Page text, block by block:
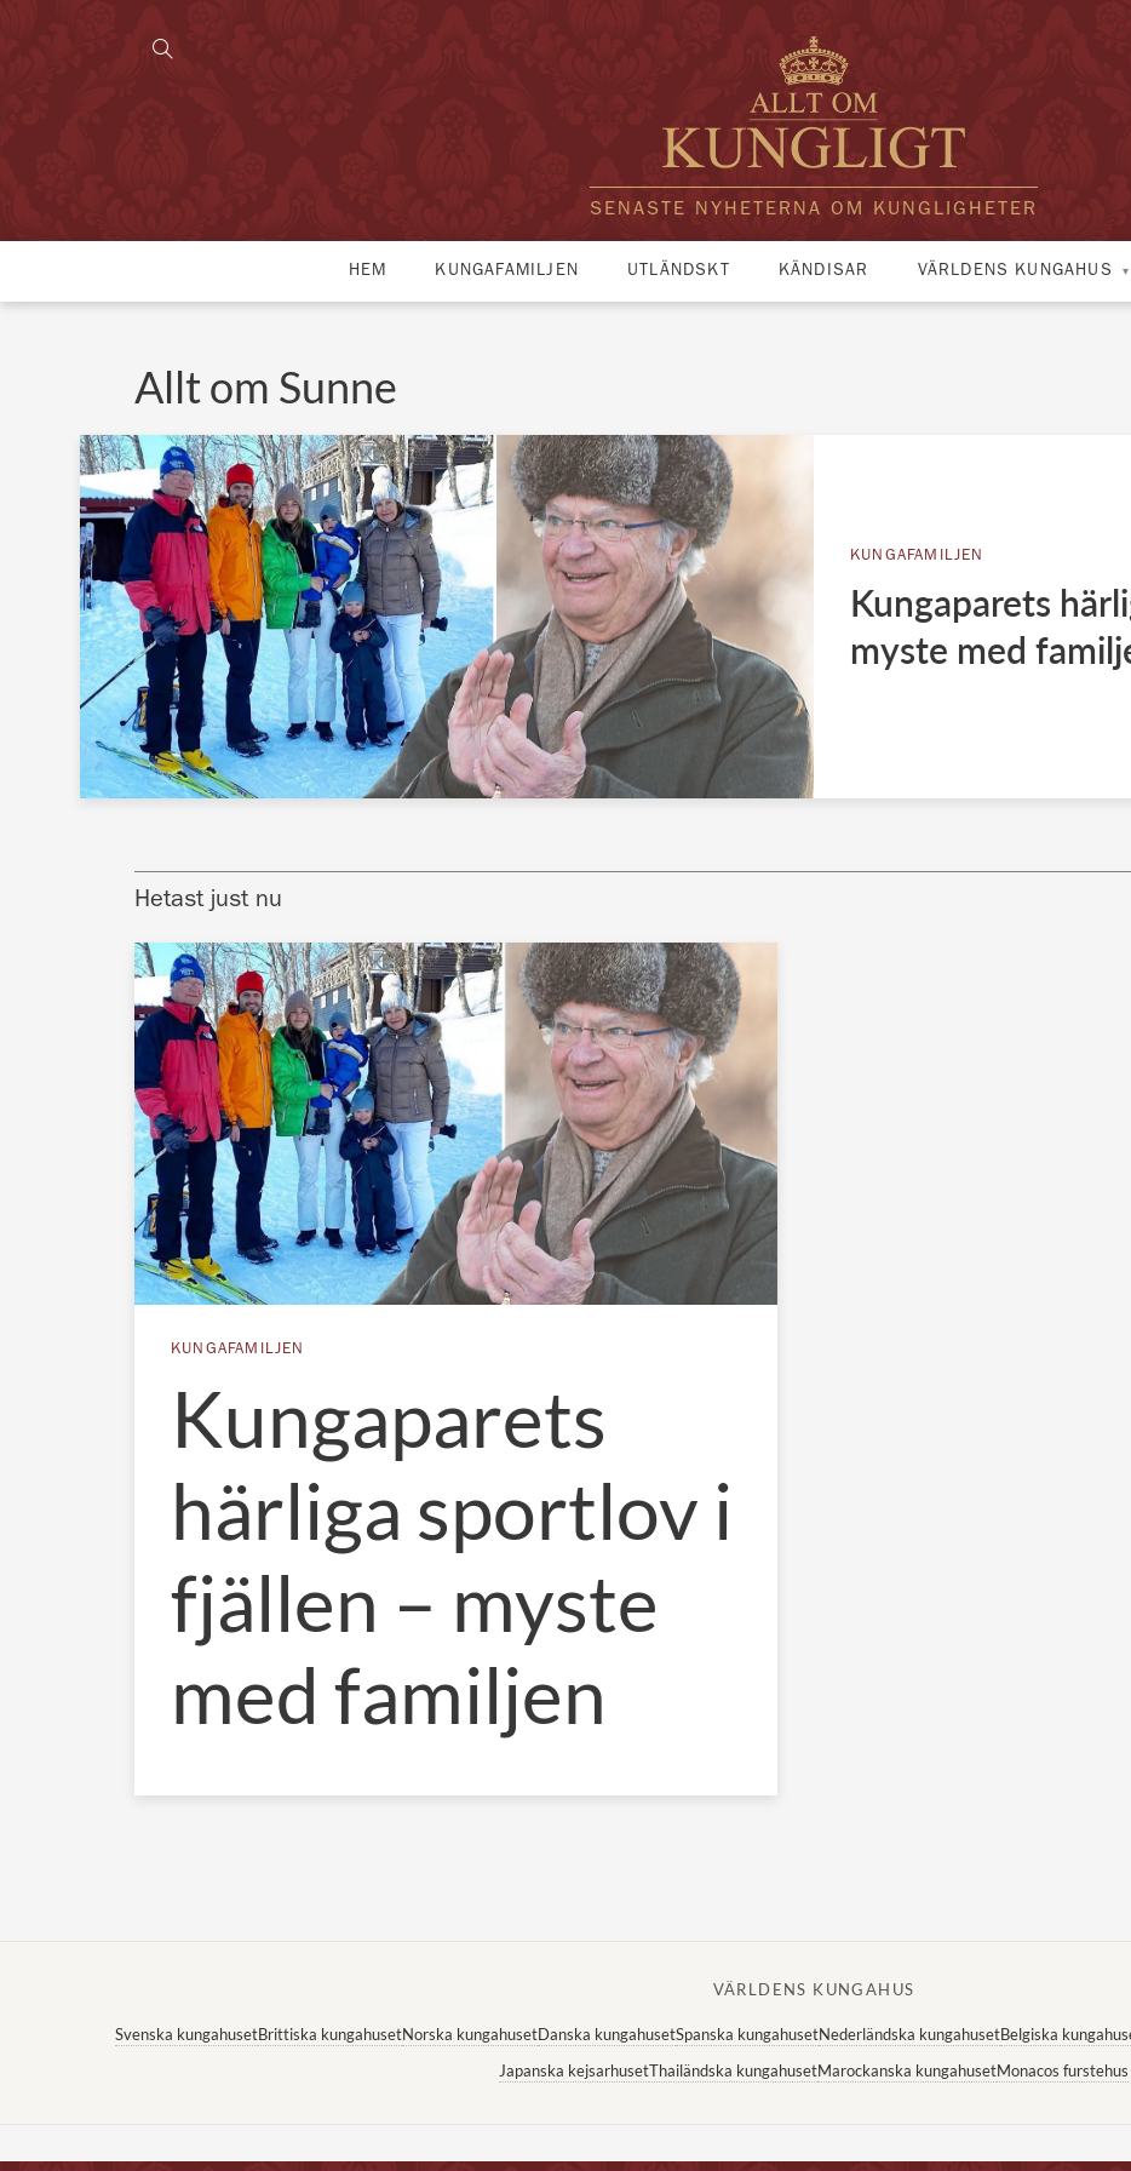
SENASTE NYHETERNA OM KUNGLIGHETER
HEM KUNGAFAMILJEN UTLÄNDSKT KÄNDISAR VÄRLDENS KUNGAHUS
Allt om Sunne
KUNGAFAMILJEN
Kungaparets
myste med
Hetast just nu
KUNGAFAMILJEN
Kungaparets
härliga sportlov i
fjällen – myste
med familjen
VÄRLDENS KUNGAHUS
Svenska kungahusetBrittiska kungahusetNorska kungahusetDanska kungahusetSpanska kungahusetNederländska kungahusetBelgiska
Japanska kejsarhusetThailändska kungahusetMarockanska kungahusetMonacos furstehus